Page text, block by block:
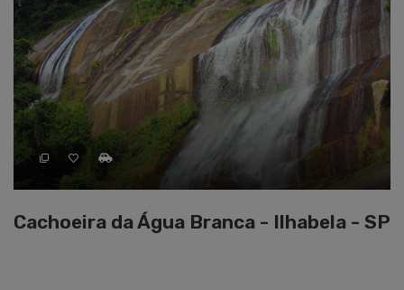
Cachoeira da Água Branca - Ilhabela - SP